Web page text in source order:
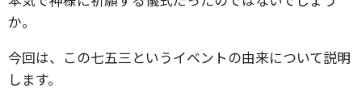
か。
今回は、この七五三というイベントの由来について説明
します。